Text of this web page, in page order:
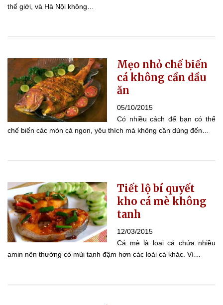
thế giới, và Hà Nội không…
Mẹo nhỏ chế biến
cá không cần dầu
ăn
05/10/2015
Có nhiều cách để bạn có thể
chế biến các món cá ngon, yêu thích mà không cần dùng đến…
Tiết lộ bí quyết
kho cá mè không
tanh
12/03/2015
Cá mè là loại cá chứa nhiều
amin nên thường có mùi tanh đậm hơn các loài cá khác. Vì…